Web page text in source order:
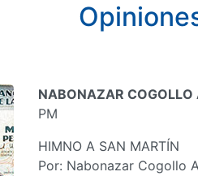
NABONAZAR COGOLLO
PM
HIMNO A SAN MARTÍN
Por: Nabonazar Cogollo